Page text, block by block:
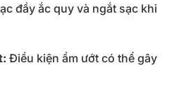
đầy ắc quy và ngắt sạc khi
Điều kiện ẩm ướt có thể gây